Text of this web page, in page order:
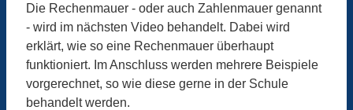
Die Rechenmauer - oder auch Zahlenmauer genannt
- wird im nächsten Video behandelt. Dabei wird
erklärt, wie so eine Rechenmauer überhaupt
funktioniert. Im Anschluss werden mehrere Beispiele
vorgerechnet, so wie diese gerne in der Schule
behandelt werden.